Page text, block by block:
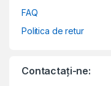
FAQ
Politica de retur
Contactați-ne: